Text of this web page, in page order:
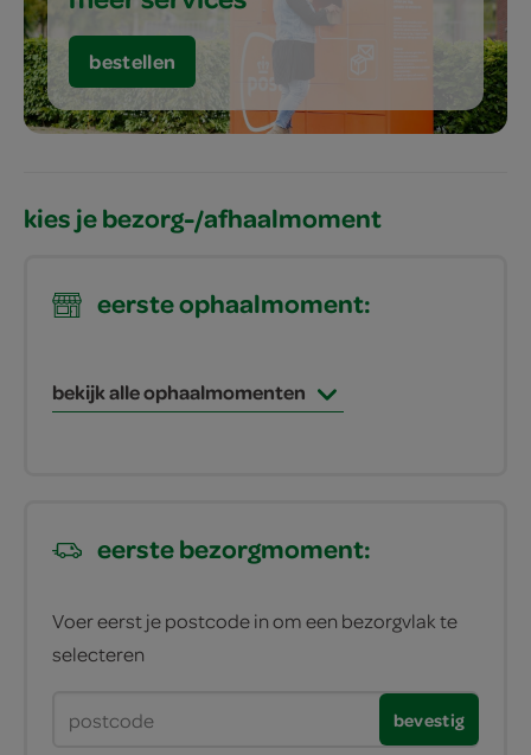
bestellen
kies je bezorg-/afhaalmoment
eerste ophaalmoment:
bekijk alle ophaalmomenten
eerste bezorgmoment:
Voer eerst je postcode in om een bezorgvlak te
selecteren
bevestig